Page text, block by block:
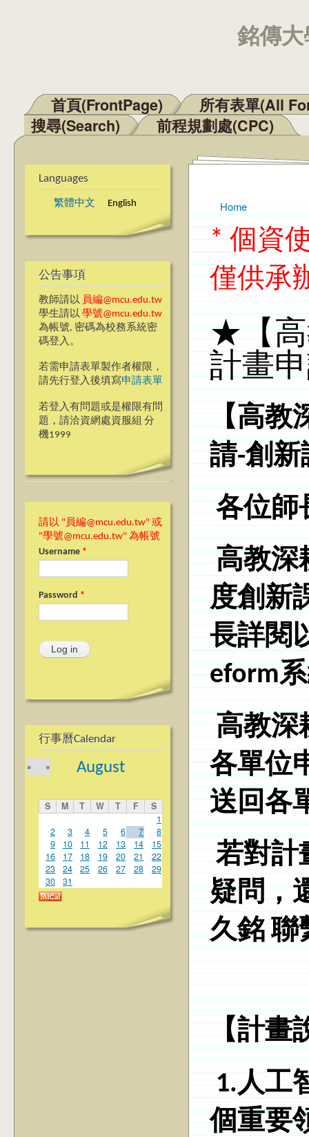
銘傳
Main menu
首頁(FrontPage)
所有表單(All
搜尋(Search)
前程規劃處(CPC)
Languages
繁體中文 English
公告事項
教師請以 員編@mcu.edu.tw
學生請以 學號@mcu.edu.tw
為帳號, 密碼為校務系統密
碼登入。
若需申請表單製作者權限，
請先行登入後填寫申請表單
若登入有問題或是權限有問
題，請洽資網處資服組 分
機1999
請以 "員編@mcu.edu.tw" 或
"學號@mcu.edu.tw" 為帳號
Username *
Password *
行事曆Calendar
August
«
»
S M T W T F
S
1
2
3 4 5 6 7
8
9
10 11 12 13 14
15
16
17 18 19 20 21
22
23
24 25 26 27 28
29
30
31
You are here
Home
* 個資
僅供承
★【高
計畫
【高教
請-創新
各位師
高教深
度創新
長詳閱
eform
高教深
各單位
送回各
若對計
疑問，
久銘 聯
【計畫
1.人工
個重要